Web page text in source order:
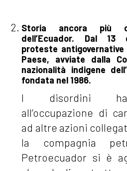
Storia ancora più
dell’Ecuador. Dal 13
proteste
Paese, avviate dalla
nazionalità indigene
fondata nel 1986.
I disordini
all’occupazione di
ad altre azioni
la compagnia
Petroecuador si è